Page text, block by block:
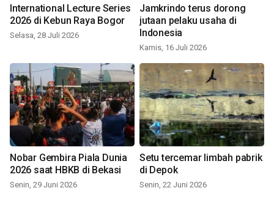
International Lecture Series
2026 di Kebun Raya Bogor
Selasa, 28 Juli 2026
Jamkrindo terus dorong
jutaan pelaku usaha di
Indonesia
Kamis, 16 Juli 2026
Nobar Gembira Piala Dunia
2026 saat HBKB di Bekasi
Senin, 29 Juni 2026
Setu tercemar limbah pabrik
di Depok
Senin, 22 Juni 2026